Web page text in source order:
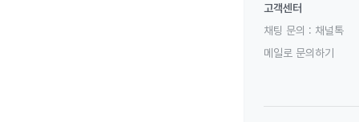
고객센터
채팅 문의 : 채널톡
메일로 문의하기